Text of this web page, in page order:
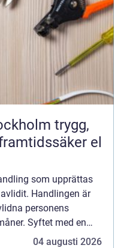
trygg,
el
som upprättas
Handlingen är
personens
Syftet med en
04 augusti 2026